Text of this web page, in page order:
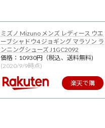
ミズノ Mizuno メンズ レディース ウエ
ーブシャドウ4 ジョギング マラソン ラ
ンニングシューズ J1GC2092
価格：10930円（税込、送料無料)
(2020/9/9時点)
楽天で購
入